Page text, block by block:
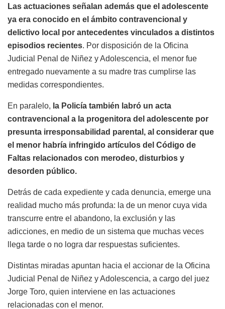
Las actuaciones señalan además que el adolescente
ya era conocido en el ámbito contravencional y
delictivo local por antecedentes vinculados a distintos
episodios recientes. Por disposición de la Oficina
Judicial Penal de Niñez y Adolescencia, el menor fue
entregado nuevamente a su madre tras cumplirse las
medidas correspondientes.
En paralelo, la Policía también labró un acta
contravencional a la progenitora del adolescente por
presunta irresponsabilidad parental, al considerar que
el menor habría infringido artículos del Código de
Faltas relacionados con merodeo, disturbios y
desorden público.
Detrás de cada expediente y cada denuncia, emerge una
realidad mucho más profunda: la de un menor cuya vida
transcurre entre el abandono, la exclusión y las
adicciones, en medio de un sistema que muchas veces
llega tarde o no logra dar respuestas suficientes.
Distintas miradas apuntan hacia el accionar de la Oficina
Judicial Penal de Niñez y Adolescencia, a cargo del juez
Jorge Toro, quien interviene en las actuaciones
relacionadas con el menor.